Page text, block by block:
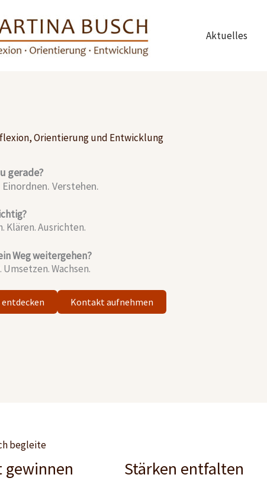
Aktuelles
Orientierung und Entwicklung
gerade?
Verstehen.
Klären. Ausrichten.
Weg weitergehen?
Wachsen.
Kontakt aufnehmen
begleite
gewinnen Stärken entfalten